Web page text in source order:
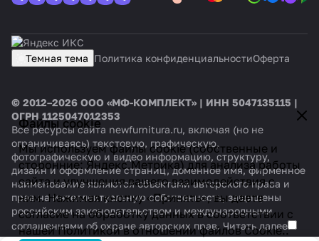
Файлы cookie
Мы используем файлы cookie (собственные и
сторонние: Яндекс.Метрика) для анализа работы
сайта и улучшения вашего взаимодействия с
ним. Нажимая кнопку «Принять», вы даете
согласие на обработку данных в соответствии с
нашейПолитикой в отношении файлов Cookie..
Темная тема Политика конфиденциальностиОферта
© 2012–2026 ООО «МФ-КОМПЛЕКТ» | ИНН 5047135115 |
ОГРН 1125047012353
Все ресурсы сайта newfurnitura.ru, включая (но не
ограничиваясь) текстовую, графическую,
фотографическую и видео информацию, структуру,
дизайн и оформление страниц, доменное имя, фирменное
наименование являются объектами авторского права и
прав на интеллектуальную собственность, защищены
российским законодательством и международными
соглашениями об охране авторских прав. Читать далее